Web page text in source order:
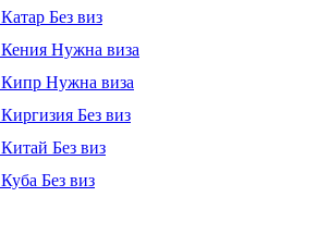
Катар Без виз
Кения Нужна виза
Кипр Нужна виза
Киргизия Без виз
Китай Без виз
Куба Без виз